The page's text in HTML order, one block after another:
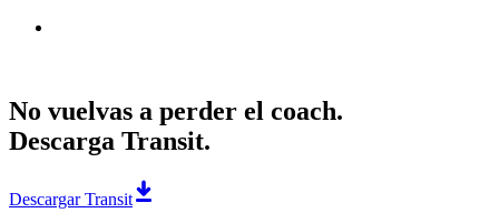
No vuelvas a perder el coach.
Descarga Transit.
Descargar Transit